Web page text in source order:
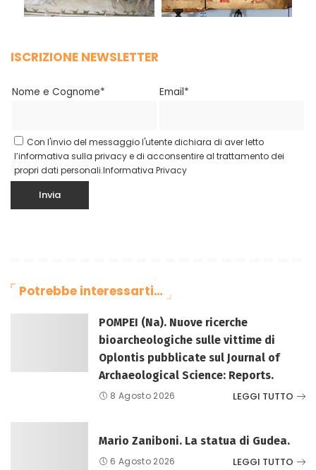
ISCRIZIONE NEWSLETTER
Nome e Cognome* Email*
Con l'invio del messaggio l'utente dichiara di aver letto
l’informativa sulla privacy e di acconsentire al trattamento dei
propri dati personali.Informativa Privacy
Potrebbe interessarti…
POMPEI (Na). Nuove ricerche
bioarcheologiche sulle vittime di
Oplontis pubblicate sul Journal of
Archaeological Science: Reports.
8 Agosto 2026 LEGGI TUTTO
Mario Zaniboni. La statua di Gudea.
6 Agosto 2026 LEGGI TUTTO